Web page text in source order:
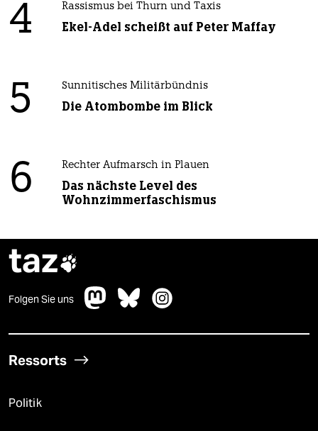
4 Rassismus bei Thurn und Taxis
Ekel-Adel scheißt auf Peter Maffay
5 Sunnitisches Militärbündnis
Die Atombombe im Blick
6 Rechter Aufmarsch in Plauen
Das nächste Level des
Wohnzimmerfaschismus
taz
Folgen Sie uns
Ressorts
Politik